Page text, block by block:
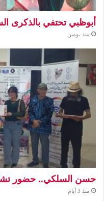
أبوظبي تحتفي بالذكرى
منذ يومين
حسن السلكي.. حضور
منذ 3 أيام